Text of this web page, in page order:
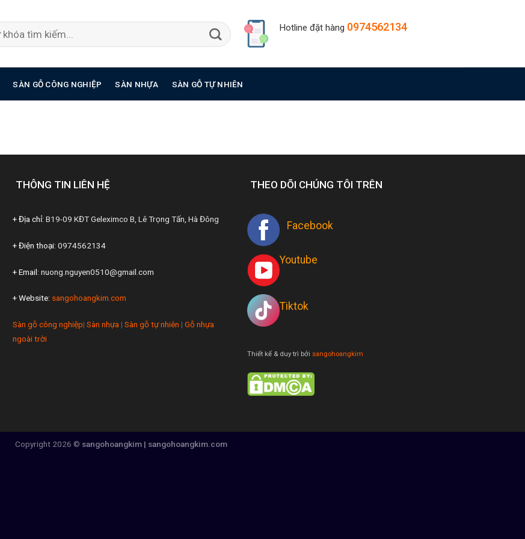
Hotline đặt hàng 0974562134
SÀN GỖ CÔNG NGHIỆP SÀN NHỰA SÀN GỖ TỰ NHIÊN
THÔNG TIN LIÊN HỆ
+ Địa chỉ: B19-09 KĐT Geleximco B, Lê Trọng Tấn, Hà Đông
+ Điện thoại: 0974562134
+ Email: nuong.nguyen0510@gmail.com
+ Website: sangohoangkim.com
Sàn gỗ công nghiệp| Sàn nhựa | Sàn gỗ tự nhiên | Gỗ nhựa
ngoài trời
THEO DÕI CHÚNG TÔI TRÊN
Facebook
Youtube
Tiktok
Thiết kế & duy trì bởi sangohoangkim
Copyright 2026 © sangohoangkim | sangohoangkim.com